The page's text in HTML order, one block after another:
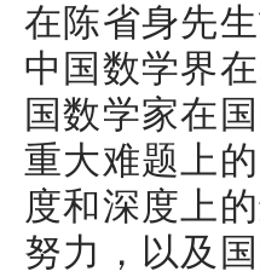
在陈省身先
中国数学界
国数学家在
重大难题上
度和深度上
努力，以及